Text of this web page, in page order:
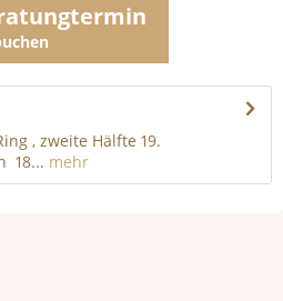
, zweite Hälfte 19.
18... mehr